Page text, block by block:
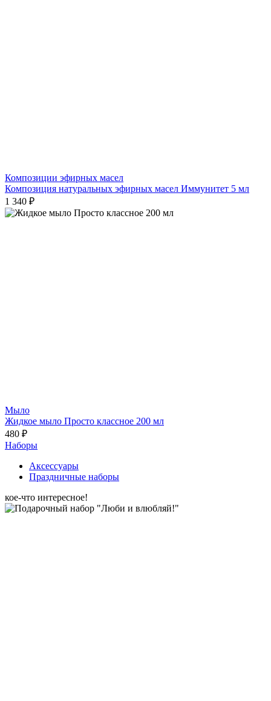
Композиции эфирных масел
Композиция натуральных эфирных масел Иммунитет 5 мл
1 340 ₽
Мыло
Жидкое мыло Просто классное 200 мл
480 ₽
Наборы
Аксессуары
Праздничные наборы
кое-что интересное!